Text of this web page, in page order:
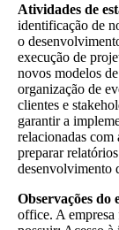
Atividades de
identificação de
o
execução de
novos modelos
organização de
clientes e
garantir a
relacionadas com
preparar
desenvolvimento
Observações do
office. A